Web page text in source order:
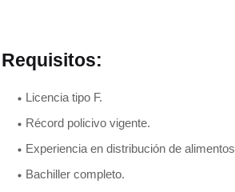
Requisitos:
Licencia tipo F.
Récord policivo vigente.
Experiencia en distribución de
Bachiller completo.